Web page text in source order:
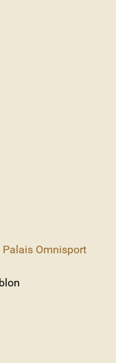
Palais Omnisport